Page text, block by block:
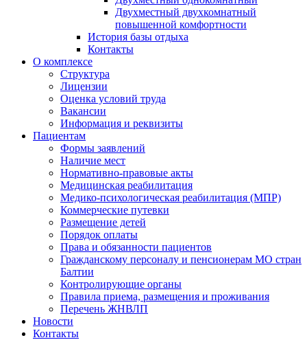
Двухместный двухкомнатный
повышенной комфортности
История базы отдыха
Контакты
О комплексе
Структура
Лицензии
Оценка условий труда
Вакансии
Информация и реквизиты
Пациентам
Формы заявлений
Наличие мест
Нормативно-правовые акты
Медицинская реабилитация
Медико-психологическая реабилитация (МПР)
Коммерческие путевки
Размещение детей
Порядок оплаты
Права и обязанности пациентов
Гражданскому персоналу и пенсионерам МО стран
Балтии
Контролирующие органы
Правила приема, размещения и проживания
Перечень ЖНВЛП
Новости
Контакты